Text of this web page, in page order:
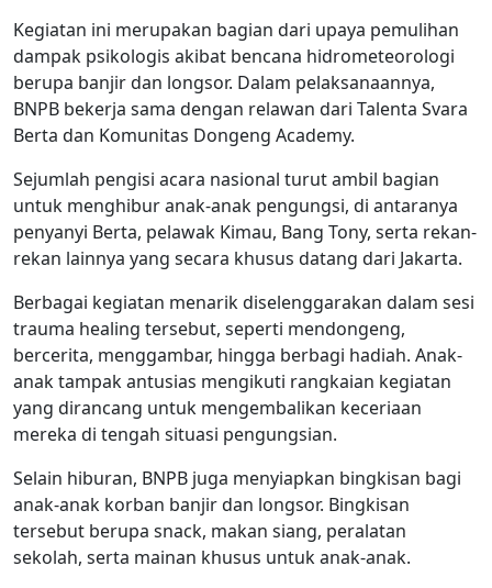
Kegiatan ini merupakan bagian dari upaya pemulihan
dampak psikologis akibat bencana hidrometeorologi
berupa banjir dan longsor. Dalam pelaksanaannya,
BNPB bekerja sama dengan relawan dari Talenta Svara
Berta dan Komunitas Dongeng Academy.
Sejumlah pengisi acara nasional turut ambil bagian
untuk menghibur anak-anak pengungsi, di antaranya
penyanyi Berta, pelawak Kimau, Bang Tony, serta rekan-
rekan lainnya yang secara khusus datang dari Jakarta.
Berbagai kegiatan menarik diselenggarakan dalam sesi
trauma healing tersebut, seperti mendongeng,
bercerita, menggambar, hingga berbagi hadiah. Anak-
anak tampak antusias mengikuti rangkaian kegiatan
yang dirancang untuk mengembalikan keceriaan
mereka di tengah situasi pengungsian.
Selain hiburan, BNPB juga menyiapkan bingkisan bagi
anak-anak korban banjir dan longsor. Bingkisan
tersebut berupa snack, makan siang, peralatan
sekolah, serta mainan khusus untuk anak-anak.